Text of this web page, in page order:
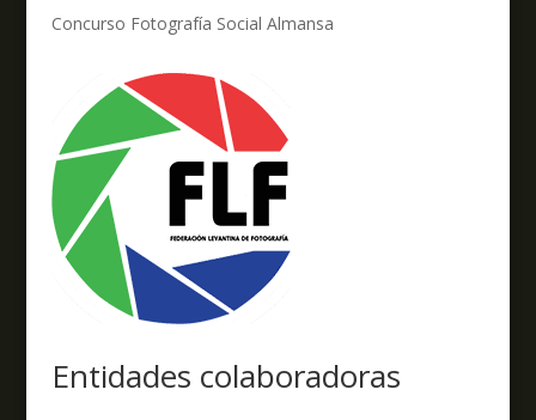
Concurso Fotografía Social Almansa
Entidades colaboradoras